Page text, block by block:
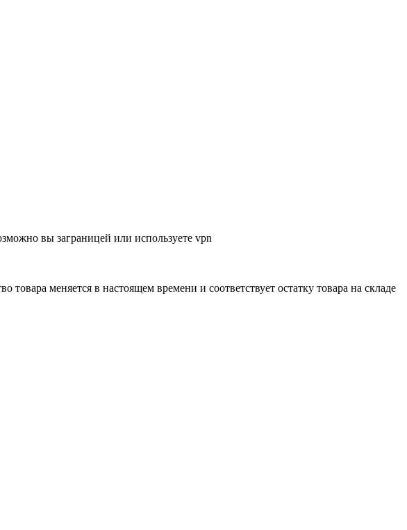
вы заграницей или используете vpn
товара меняется в настоящем времени и соответствует остатку товара на складе